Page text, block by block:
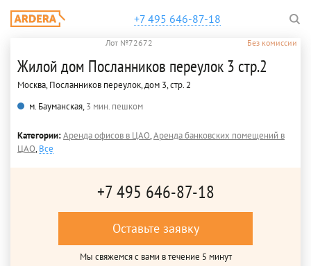
+7 495 646-87-18
Лот №72672 Без комиссии
Жилой дом Посланников переулок 3 стр.2
Москва, Посланников переулок, дом 3, стр. 2
м. Бауманская,3 мин. пешком
Категории:Аренда офисов в ЦАО,Аренда банковских помещений в
ЦАО,Все
+7 495 646-87-18
Оставьте заявку
Мы свяжемся с вами в течение 5 минут